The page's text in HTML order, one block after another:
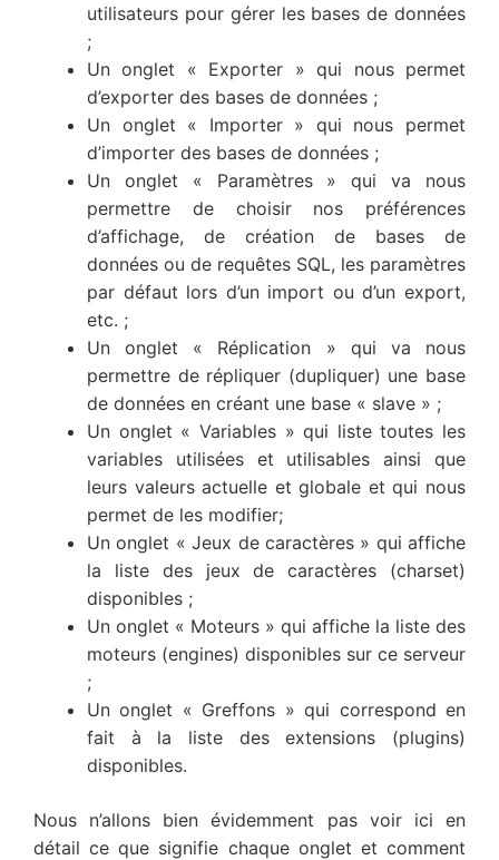
utilisateurs pour gérer les bases de données
;
Un onglet « Exporter » qui nous permet
d’exporter des bases de données ;
Un onglet « Importer » qui nous permet
d’importer des bases de données ;
Un onglet « Paramètres » qui va nous
permettre de choisir nos préférences
d’affichage, de création de bases de
données ou de requêtes SQL, les paramètres
par défaut lors d’un import ou d’un export,
etc. ;
Un onglet « Réplication » qui va nous
permettre de répliquer (dupliquer) une base
de données en créant une base « slave » ;
Un onglet « Variables » qui liste toutes les
variables utilisées et utilisables ainsi que
leurs valeurs actuelle et globale et qui nous
permet de les modifier;
Un onglet « Jeux de caractères » qui affiche
la liste des jeux de caractères (charset)
disponibles ;
Un onglet « Moteurs » qui affiche la liste des
moteurs (engines) disponibles sur ce serveur
;
Un onglet « Greffons » qui correspond en
fait à la liste des extensions (plugins)
disponibles.
Nous n’allons bien évidemment pas voir ici en
détail ce que signifie chaque onglet et comment